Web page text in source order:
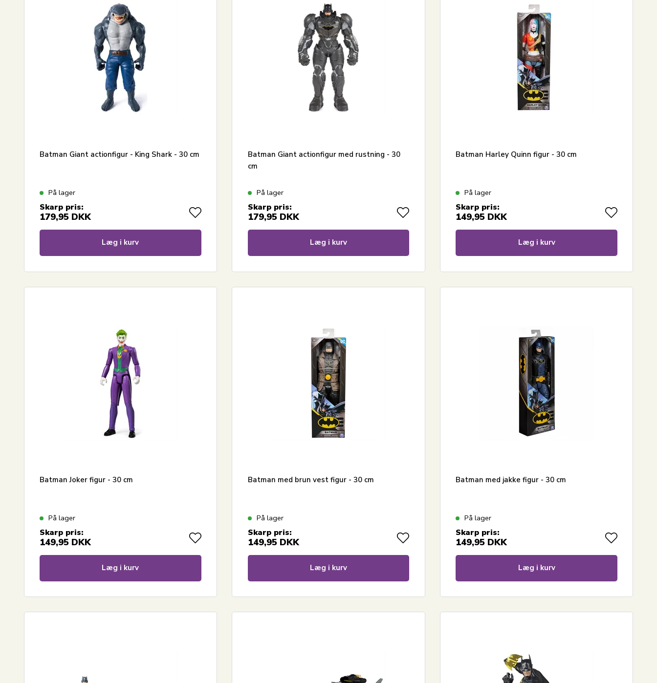
Batman Giant actionfigur - King Shark - 30 cm
På lager
Skarp pris:
179,95 DKK
Læg i kurv
Batman Giant actionfigur med rustning - 30
cm
På lager
Skarp pris:
179,95 DKK
Læg i kurv
Batman Harley Quinn figur - 30 cm
På lager
Skarp pris:
149,95 DKK
Læg i kurv
Batman Joker figur - 30 cm
På lager
Skarp pris:
149,95 DKK
Læg i kurv
Batman med brun vest figur - 30 cm
På lager
Skarp pris:
149,95 DKK
Læg i kurv
Batman med jakke figur - 30 cm
På lager
Skarp pris:
149,95 DKK
Læg i kurv